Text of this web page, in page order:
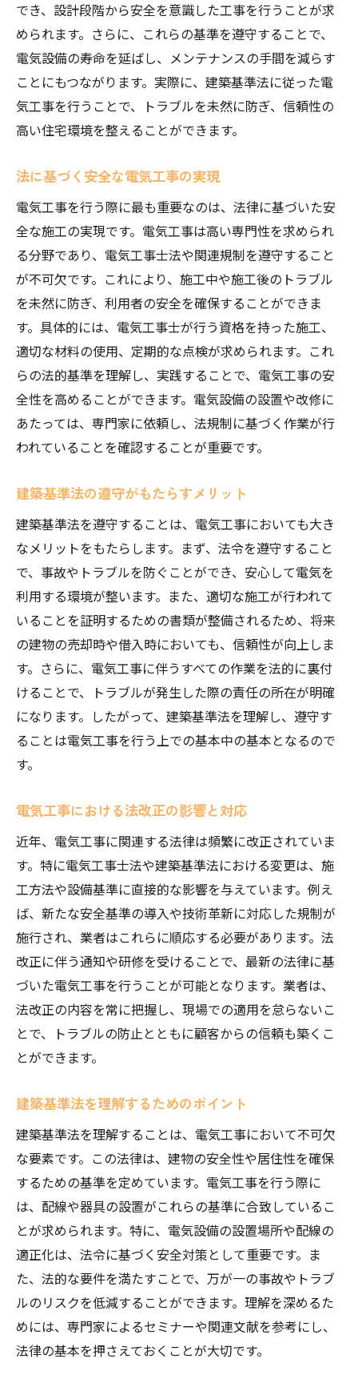
でき、設計段階から安全を意識した工事を行うことが求
められます。さらに、これらの基準を遵守することで、
電気設備の寿命を延ばし、メンテナンスの手間を減らす
ことにもつながります。実際に、建築基準法に従った電
気工事を行うことで、トラブルを未然に防ぎ、信頼性の
高い住宅環境を整えることができます。
法に基づく安全な電気工事の実現
電気工事を行う際に最も重要なのは、法律に基づいた安
全な施工の実現です。電気工事は高い専門性を求められ
る分野であり、電気工事士法や関連規制を遵守すること
が不可欠です。これにより、施工中や施工後のトラブル
を未然に防ぎ、利用者の安全を確保することができま
す。具体的には、電気工事士が行う資格を持った施工、
適切な材料の使用、定期的な点検が求められます。これ
らの法的基準を理解し、実践することで、電気工事の安
全性を高めることができます。電気設備の設置や改修に
あたっては、専門家に依頼し、法規制に基づく作業が行
われていることを確認することが重要です。
建築基準法の遵守がもたらすメリット
建築基準法を遵守することは、電気工事においても大き
なメリットをもたらします。まず、法令を遵守すること
で、事故やトラブルを防ぐことができ、安心して電気を
利用する環境が整います。また、適切な施工が行われて
いることを証明するための書類が整備されるため、将来
の建物の売却時や借入時においても、信頼性が向上しま
す。さらに、電気工事に伴うすべての作業を法的に裏付
けることで、トラブルが発生した際の責任の所在が明確
になります。したがって、建築基準法を理解し、遵守す
ることは電気工事を行う上での基本中の基本となるので
す。
電気工事における法改正の影響と対応
近年、電気工事に関連する法律は頻繁に改正されていま
す。特に電気工事士法や建築基準法における変更は、施
工方法や設備基準に直接的な影響を与えています。例え
ば、新たな安全基準の導入や技術革新に対応した規制が
施行され、業者はこれらに順応する必要があります。法
改正に伴う通知や研修を受けることで、最新の法律に基
づいた電気工事を行うことが可能となります。業者は、
法改正の内容を常に把握し、現場での適用を怠らないこ
とで、トラブルの防止とともに顧客からの信頼も築くこ
とができます。
建築基準法を理解するためのポイント
建築基準法を理解することは、電気工事において不可欠
な要素です。この法律は、建物の安全性や居住性を確保
するための基準を定めています。電気工事を行う際に
は、配線や器具の設置がこれらの基準に合致しているこ
とが求められます。特に、電気設備の設置場所や配線の
適正化は、法令に基づく安全対策として重要です。ま
た、法的な要件を満たすことで、万が一の事故やトラブ
ルのリスクを低減することができます。理解を深めるた
めには、専門家によるセミナーや関連文献を参考にし、
法律の基本を押さえておくことが大切です。